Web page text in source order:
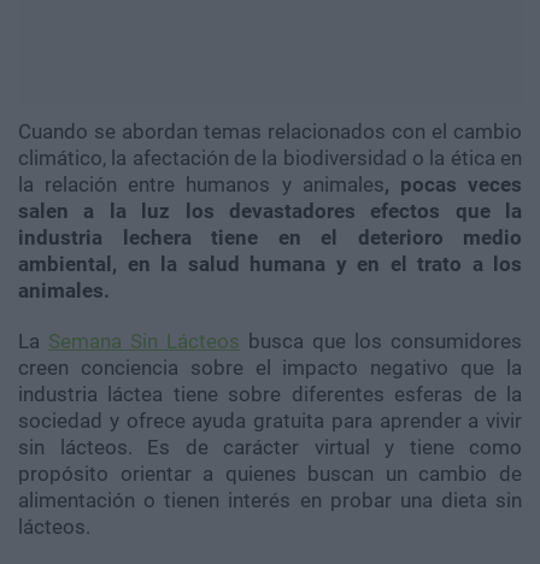
Cuando se abordan temas relacionados con el cambio
climático, la afectación de la biodiversidad o la ética en
la relación entre humanos y animales, pocas veces
salen a la luz los devastadores efectos que la
industria lechera tiene en el deterioro medio
ambiental, en la salud humana y en el trato a los
animales.
La Semana Sin Lácteos busca que los consumidores
creen conciencia sobre el impacto negativo que la
industria láctea tiene sobre diferentes esferas de la
sociedad y ofrece ayuda gratuita para aprender a vivir
sin lácteos. Es de carácter virtual y tiene como
propósito orientar a quienes buscan un cambio de
alimentación o tienen interés en probar una dieta sin
lácteos.